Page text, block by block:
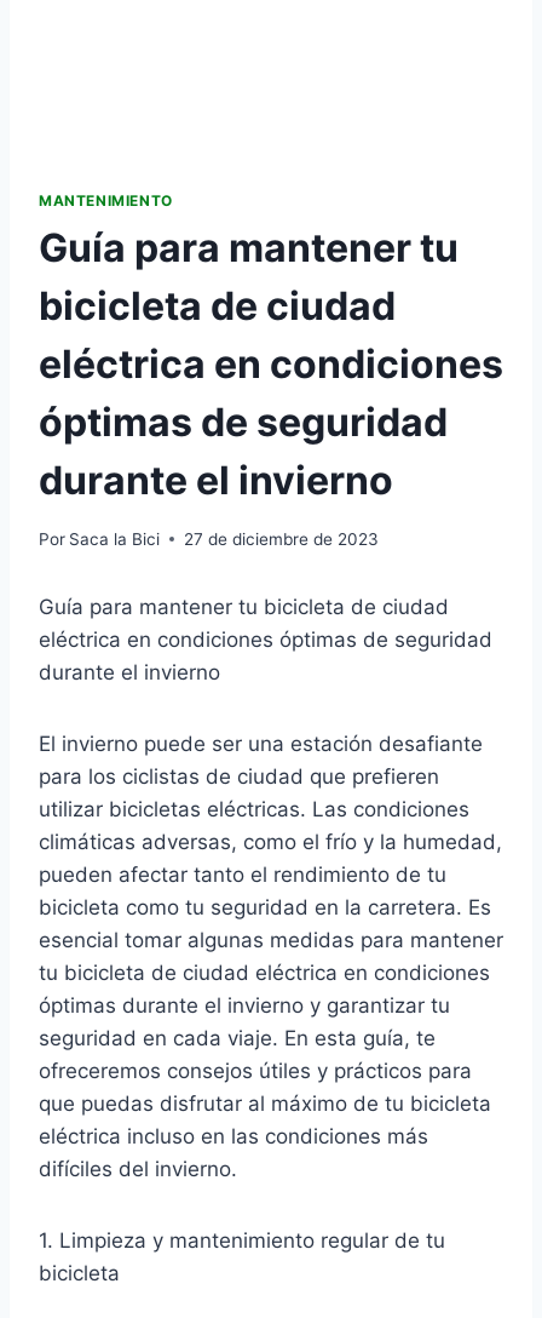
MANTENIMIENTO
Guía para mantener tu
bicicleta de ciudad
eléctrica en condiciones
óptimas de seguridad
durante el invierno
Por Saca la Bici 27 de diciembre de 2023
Guía para mantener tu bicicleta de ciudad
eléctrica en condiciones óptimas de seguridad
durante el invierno
El invierno puede ser una estación desafiante
para los ciclistas de ciudad que prefieren
utilizar bicicletas eléctricas. Las condiciones
climáticas adversas, como el frío y la humedad,
pueden afectar tanto el rendimiento de tu
bicicleta como tu seguridad en la carretera. Es
esencial tomar algunas medidas para mantener
tu bicicleta de ciudad eléctrica en condiciones
óptimas durante el invierno y garantizar tu
seguridad en cada viaje. En esta guía, te
ofreceremos consejos útiles y prácticos para
que puedas disfrutar al máximo de tu bicicleta
eléctrica incluso en las condiciones más
difíciles del invierno.
1. Limpieza y mantenimiento regular de tu
bicicleta